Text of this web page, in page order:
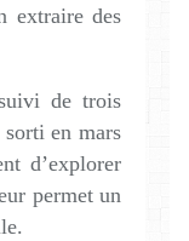
extraire des
de trois
en mars
d’explorer
permet un